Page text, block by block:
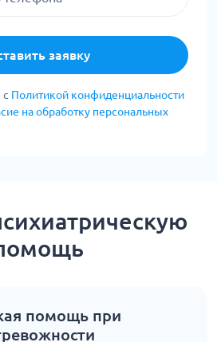
заявку
Политикой конфиденциальности
на обработку персональных
помощь при